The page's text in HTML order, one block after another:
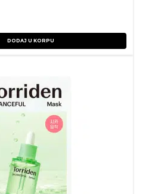
DODAJ U KORPU